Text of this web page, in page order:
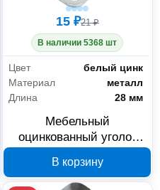
15 ₽21 ₽
В наличии 5368 шт
Цвет
белый цинк
Материал
металл
Длина
28 мм
Мебельный
оцинкованный уголок
71-0-028
В корзину